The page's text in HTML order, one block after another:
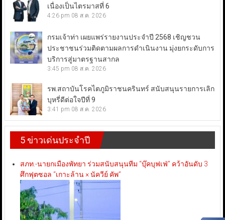
เนื่องเป็นไตรมาสที่ 6
4:26 pm 08 ส.ค. 2026
กรมเจ้าท่า เผยแพร่รายงานประจำปี 2568 เชิญชวน
ประชาชนร่วมติดตามผลการดำเนินงาน มุ่งยกระดับการ
บริการสู่มาตรฐานสากล
3:45 pm 08 ส.ค. 2026
รพ.สถาบันโรคไตภูมิราชนครินทร์ สนับสนุนรายการเลิก
บุหรี่ดีต่อใจปีที่ 9
3:41 pm 08 ส.ค. 2026
5 ข่าวเด่นประจำปี
สภท.-นายกเมืองพัทยา ร่วมสนับสนุนทีม “บุ๊คบุฟเฟ่” คว้าอันดับ 3
ศึกฟุตซอล “เกาะล้าน × นัควีย์ คัพ”